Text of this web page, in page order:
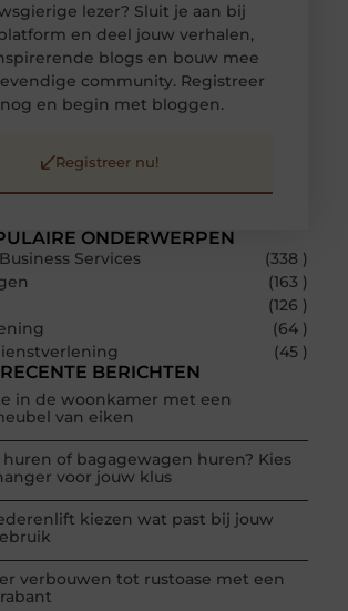
ONDERWERPEN
Services
(338 )
(163 )
(126 )
(64 )
(45 )
RECENTE BERICHTEN
in de woonkamer met een
van eiken
huren of bagagewagen huren? Kies
voor jouw klus
kiezen wat past bij jouw
verbouwen tot rustoase met een
lezer? Sluit je aan bij
en deel jouw verhalen,
blogs en bouw mee
community. Registreer
en begin met bloggen.
Registreer nu!